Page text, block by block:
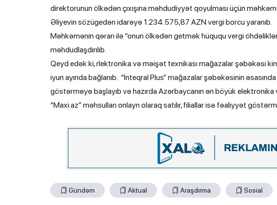
direktorunun ölkədən çıxışına məhdudiyyət qoyulması üçün
Əliyevin sözügedən idarəyə 1.234.575,87 AZN vergi borcu yaranıb.
Məhkəmənin qərarı ilə “onun ölkədən getmək hüququ vergi
məhdudlaşdırılıb.
Qeyd edək ki, rlektronika və məişət texnikası mağazalar şəbəkəsi
iyun ayında bağlanıb. “İnteqral Plus” mağazalar şəbəkəsinin
göstərməyə başlayıb və hazırda Azərbaycanın ən böyük
“Maxi.az” məhsulları onlayn olaraq satılır, filiallar isə fəaliyyət
Gündəm Aktual Araşdırma Sosial